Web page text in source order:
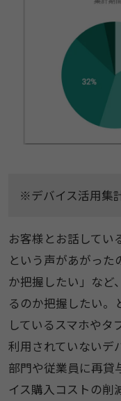
※デバイス活用集
お客様とお話してい
という声があがった
か把握したい」など
るのか把握したい。
しているスマホやタ
利用されていないデ
部門や従業員に再貸
イス購入コストの削